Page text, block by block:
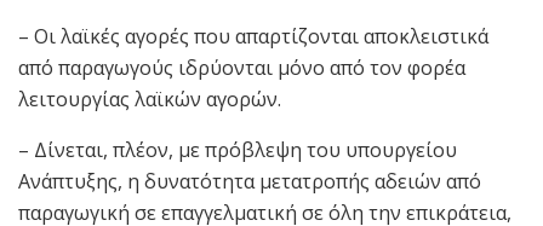
– Οι λαϊκές αγορές που απαρτίζονται αποκλειστικά
από παραγωγούς ιδρύονται μόνο από τον φορέα
λειτουργίας λαϊκών αγορών.
– Δίνεται, πλέον, με πρόβλεψη του υπουργείου
Ανάπτυξης, η δυνατότητα μετατροπής αδειών από
παραγωγική σε επαγγελματική σε όλη την επικράτεια,